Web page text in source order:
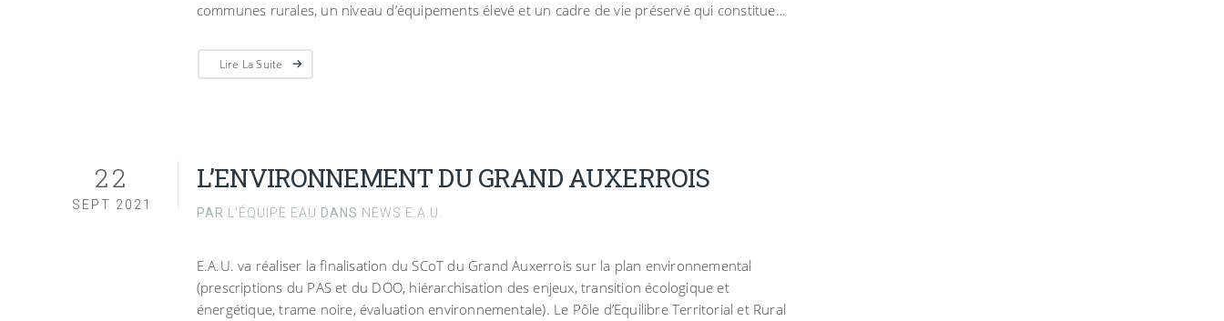
communes rurales, un niveau d’équipements élevé et un cadre de vie préservé qui constitue…
Lire La Suite
22
SEPT 2021
L’ENVIRONNEMENT DU GRAND AUXERROIS
PAR L'ÉQUIPE EAU DANS NEWS E.A.U.
E.A.U. va réaliser la finalisation du SCoT du Grand Auxerrois sur la plan environnemental
(prescriptions du PAS et du DOO, hiérarchisation des enjeux, transition écologique et
énergétique, trame noire, évaluation environnementale). Le Pôle d’Equilibre Territorial et Rural